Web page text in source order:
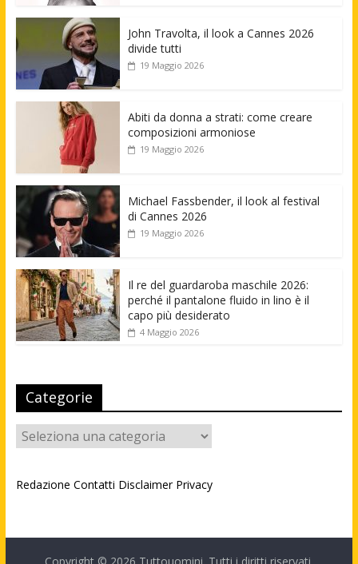
John Travolta, il look a Cannes 2026
divide tutti
19 Maggio 2026
Abiti da donna a strati: come creare
composizioni armoniose
19 Maggio 2026
Michael Fassbender, il look al festival
di Cannes 2026
19 Maggio 2026
Il re del guardaroba maschile 2026:
perché il pantalone fluido in lino è il
capo più desiderato
4 Maggio 2026
Categorie
Categorie
Redazione Contatti Disclaimer Privacy
Copyright © 2026 Tuttouomini . Tutti i diritti riservati.